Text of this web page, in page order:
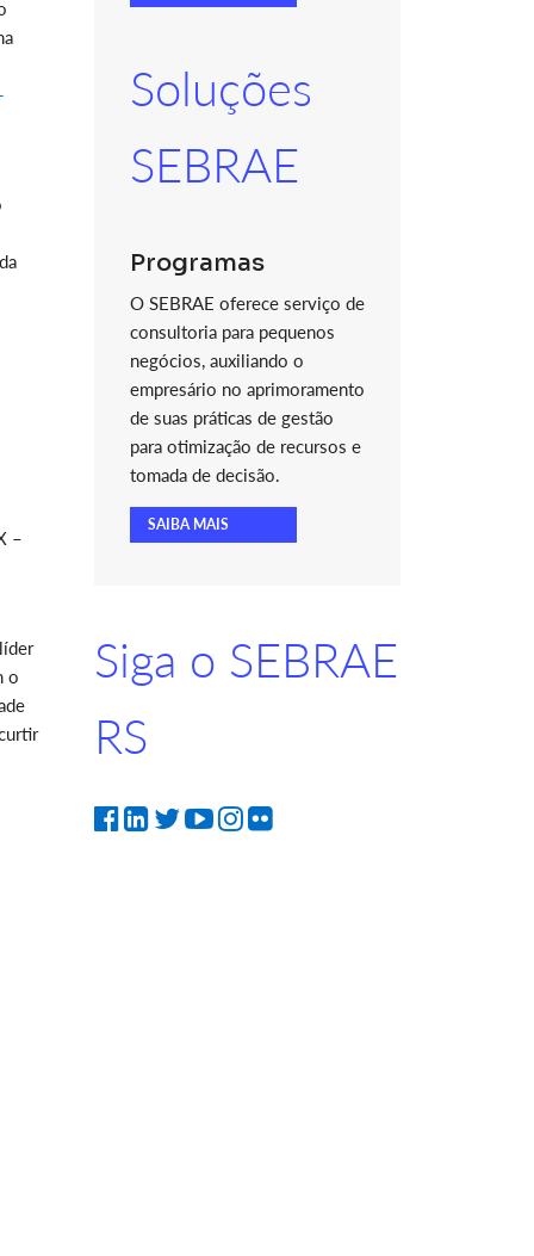
–
o
Soluções
SEBRAE
Programas
O SEBRAE oferece serviço de
consultoria para pequenos
negócios, auxiliando o
empresário no aprimoramento
de suas práticas de gestão
para otimização de recursos e
tomada de decisão.
SAIBA MAIS
Siga o SEBRAE
RS